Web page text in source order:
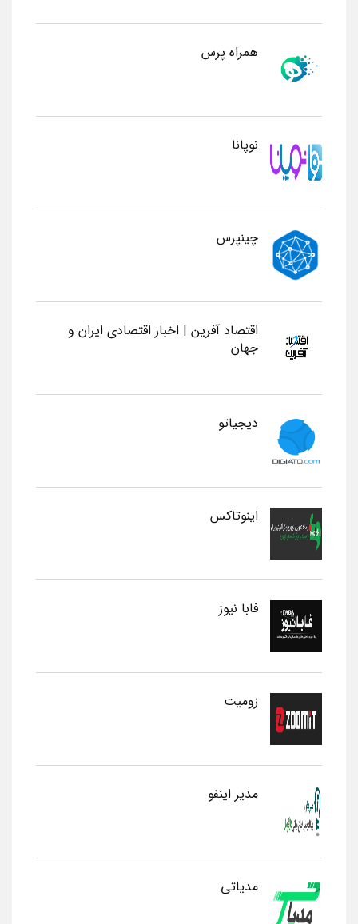
همراه پرس
نوپانا
چینپرس
اقتصاد آفرین | اخبار اقتصادی ایران و
جهان
دیجیاتو
اینوتاکس
فابا نیوز
زومیت
مدیر اینفو
مدیاتی